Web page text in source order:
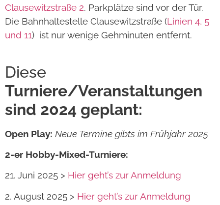
Clausewitzstraße 2. Parkplätze sind vor der Tür.
Die Bahnhaltestelle Clausewitzstraße (Linien 4, 5
und 11) ist nur wenige Gehminuten entfernt.
Diese
Turniere/Veranstaltungen
sind 2024 geplant:
Open Play: Neue Termine gibts im Frühjahr 2025
2-er Hobby-Mixed-Turniere:
21. Juni 2025 > Hier geht’s zur Anmeldung
2. August 2025 > Hier geht’s zur Anmeldung